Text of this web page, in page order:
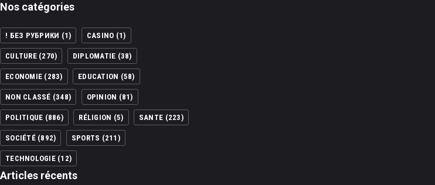
Nos catégories
! БЕЗ РУБРИКИ (1) CASINO (1)
CULTURE(270) DIPLOMATIE (38)
ECONOMIE (283) EDUCATION (58)
NON CLASSÉ (348) OPINION (81)
POLITIQUE (886) RÉLIGION (5) SANTE (223)
SOCIÉTÉ(892) SPORTS (211)
TECHNOLOGIE(12)
Articles récents